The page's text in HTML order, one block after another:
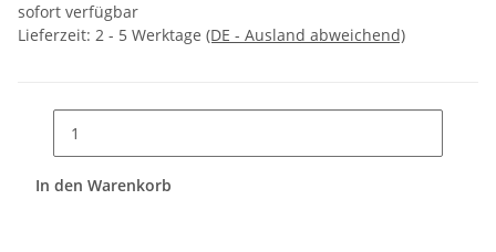
sofort verfügbar
Lieferzeit: 2 - 5 Werktage (DE - Ausland abweichend)
In den Warenkorb